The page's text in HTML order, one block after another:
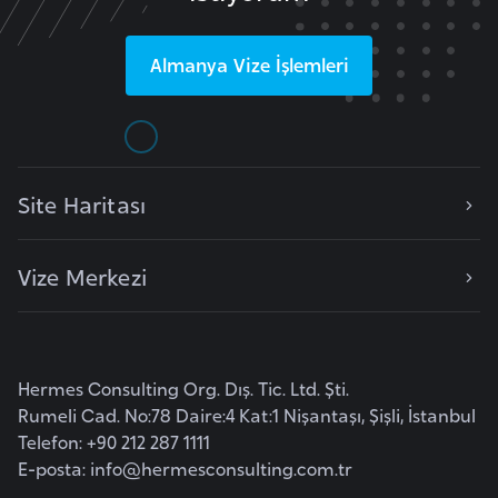
Almanya Vize İşlemleri
Site Haritası
Vize Merkezi
Hermes Consulting Org. Dış. Tic. Ltd. Şti.
Rumeli Cad. No:78 Daire:4 Kat:1 Nişantaşı, Şişli, İstanbul
Telefon: +90 212 287 1111
E-posta: info@hermesconsulting.com.tr
z
i
r
C